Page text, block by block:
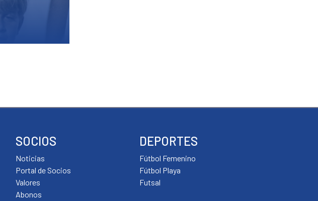
DEPORTES
Fútbol Femenino
Fútbol Playa
Futsal
SOCIOS
Noticias
Portal de Socios
Valores
Abonos